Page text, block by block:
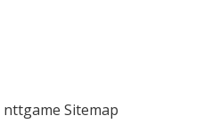
nttgame Sitemap